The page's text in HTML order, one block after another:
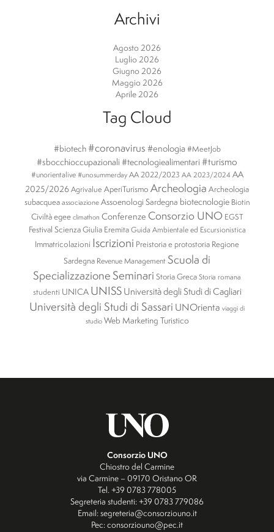
Archivi
Agosto 2026
Luglio 2026
Giugno 2026
Maggio 2026
Aprile 2026
Tag Cloud
#biotech #coronavirus #enologia #MeetJob
#sbocchioccupazionali #tecnologiealimentari #turismo
#unorientalive #unosummerday AA 2022/2023 AA 2023/2024 AA
2025/2026Agrivalue AperiTurismo Archeologia Archeologia
subacquea associazione Assoenologi Sardegna biotecnologie Biotin
Civiltà egee climathon Conferenze Consorzio UNO EGST
Festival ScienzaGiulia Eremita Guida Ambientale ed Escursionistica
Immatricolazioni Iscrizioni Preistoria e protostoria Regione
Sardegna Revenue ManagementScuola di
SpecializzazioneSeminari Storia GrecaStoria romana
studenti UNICA UNISS Università degli Studi di Cagliari
Università degli Studi di Sassari UNOrienta viaggi di
studio Web Marketing Turistico
Consorzio UNO
Chiostro del Carmine
via Carmine – 09170 Oristano OR
Tel. +39 0783 778005
Segreteria studenti: +39 0783 779086
Email: segreteria@consorziouno.it
Pec: consorziouno@pec.it